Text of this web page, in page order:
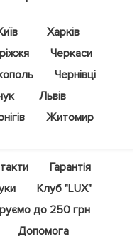
Харків
Черкаси
Чернівці
Львів
Житомир
Гарантія
Клуб "LUX"
до 250 грн
Допомога